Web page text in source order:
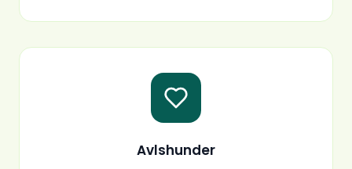
Avlshunder